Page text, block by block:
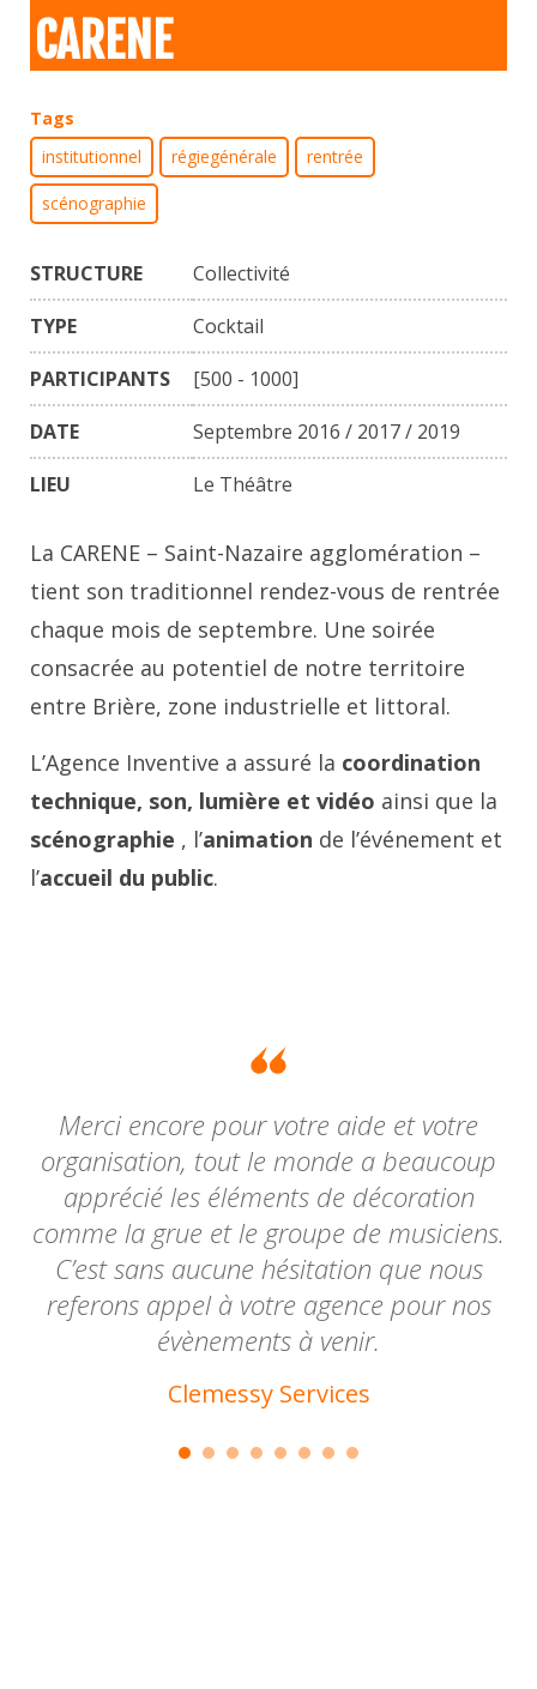
CARENE
Tags
institutionnel
régiegénérale rentrée
scénographie
STRUCTURE
Collectivité
TYPE
Cocktail
PARTICIPANTS
[500 - 1000]
DATE
Septembre 2016 / 2017 / 2019
LIEU
Le Théâtre
La CARENE – Saint-Nazaire agglomération –
tient son traditionnel rendez-vous de rentrée
chaque mois de septembre. Une soirée
consacrée au potentiel de notre territoire
entre Brière, zone industrielle et littoral.
L’Agence Inventive a assuré la coordination
technique, son, lumière et vidéo ainsi que la
scénographie , l’animation de l’événement et
l’accueil du public.
Merci encore pour votre aide et votre
organisation, tout le monde a beaucoup
apprécié les éléments de décoration
comme la grue et le groupe de musiciens.
C’est sans aucune hésitation que nous
referons appel à votre agence pour nos
évènements à venir.
Clemessy Services